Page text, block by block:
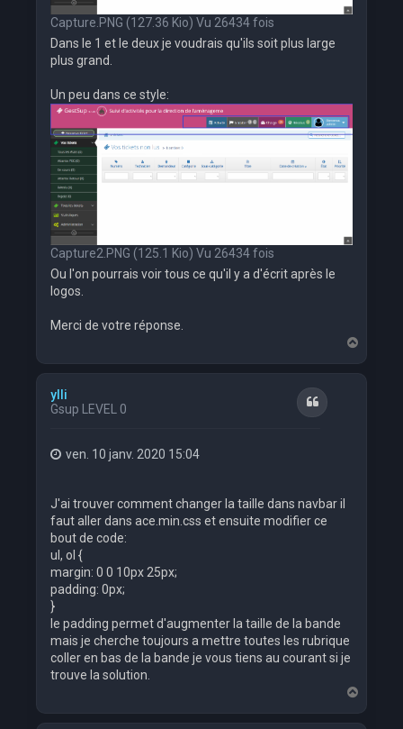
Capture.PNG (127.36 Kio) Vu 26434 fois
Dans le 1 et le deux je voudrais qu'ils soit plus large
plus grand.
Un peu dans ce style:
Capture2.PNG (125.1 Kio) Vu 26434 fois
Ou l'on pourrais voir tous ce qu'il y a d'écrit après le
logos.
Merci de votre réponse.
a
ylli
Gsup LEVEL 0
Citation
ven. 10 janv. 2020 15:04
J'ai trouver comment changer la taille dans navbar il
faut aller dans ace.min.css et ensuite modifier ce
bout de code:
ul, ol {
margin: 0 0 10px 25px;
padding: 0px;
}
le padding permet d'augmenter la taille de la bande
mais je cherche toujours a mettre toutes les rubrique
coller en bas de la bande je vous tiens au courant si je
trouve la solution.
a
u